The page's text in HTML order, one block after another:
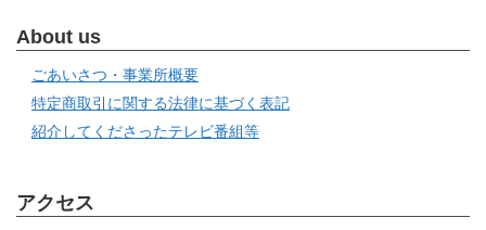
About us
ごあいさつ・事業所概要
特定商取引に関する法律に基づく表記
紹介してくださったテレビ番組等
アクセス